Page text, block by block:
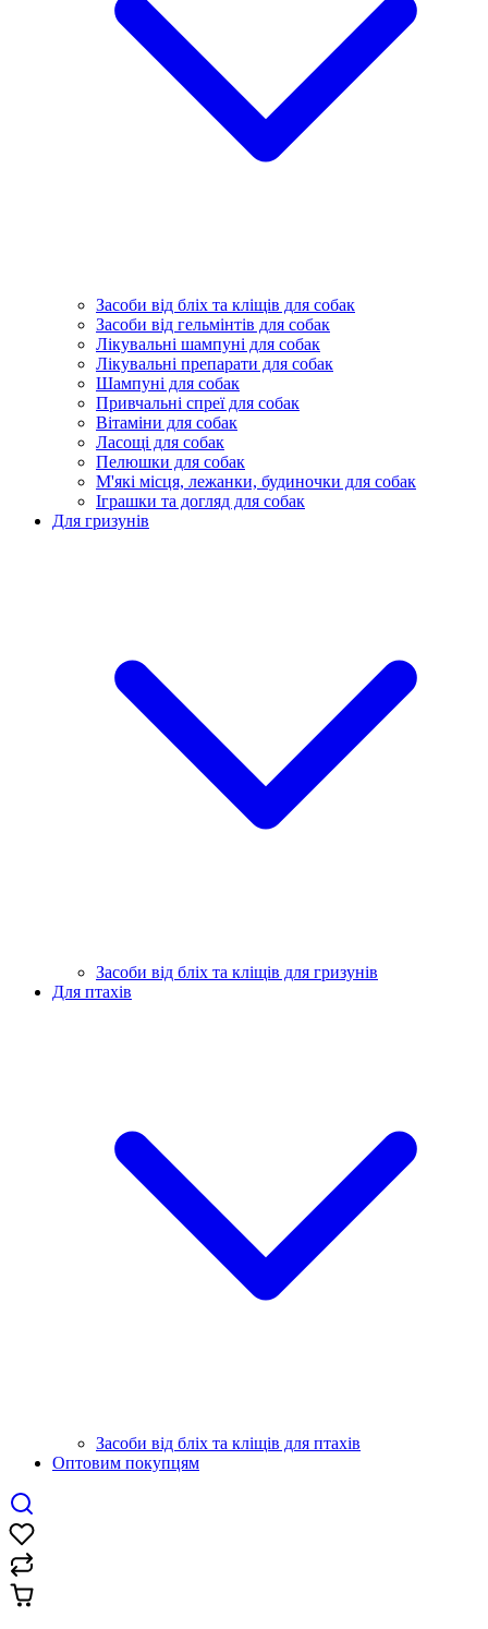
Засоби від бліх та кліщів для собак
Засоби від гельмінтів для собак
Лікувальні шампуні для собак
Лікувальні препарати для собак
Шампуні для собак
Привчальні спреї для собак
Вітаміни для собак
Ласощі для собак
Пелюшки для собак
М'які місця, лежанки, будиночки для собак
Іграшки та догляд для собак
Для гризунів
Засоби від бліх та кліщів для гризунів
Для птахів
Засоби від бліх та кліщів для птахів
Оптовим покупцям